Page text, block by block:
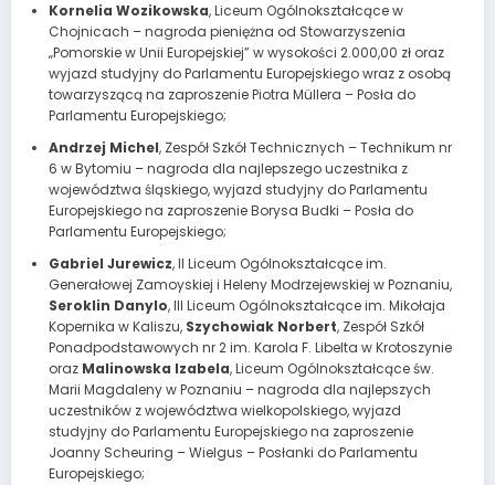
Kornelia Wozikowska, Liceum Ogólnokształcące w
Chojnicach – nagroda pieniężna od Stowarzyszenia
„Pomorskie w Unii Europejskiej” w wysokości 2.000,00 zł oraz
wyjazd studyjny do Parlamentu Europejskiego wraz z osobą
towarzyszącą na zaproszenie Piotra Müllera – Posła do
Parlamentu Europejskiego;
Andrzej Michel, Zespół Szkół Technicznych – Technikum nr
6 w Bytomiu – nagroda dla najlepszego uczestnika z
województwa śląskiego, wyjazd studyjny do Parlamentu
Europejskiego na zaproszenie Borysa Budki – Posła do
Parlamentu Europejskiego;
Gabriel Jurewicz, II Liceum Ogólnokształcące im.
Generałowej Zamoyskiej i Heleny Modrzejewskiej w Poznaniu,
Seroklin Danylo, III Liceum Ogólnokształcące im. Mikołaja
Kopernika w Kaliszu, Szychowiak Norbert, Zespół Szkół
Ponadpodstawowych nr 2 im. Karola F. Libelta w Krotoszynie
oraz Malinowska Izabela, Liceum Ogólnokształcące św.
Marii Magdaleny w Poznaniu – nagroda dla najlepszych
uczestników z województwa wielkopolskiego, wyjazd
studyjny do Parlamentu Europejskiego na zaproszenie
Joanny Scheuring – Wielgus – Posłanki do Parlamentu
Europejskiego;